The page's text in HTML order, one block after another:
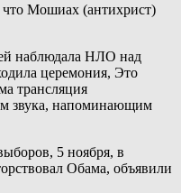
что Мошиах (антихрист)
наблюдала НЛО над
церемония, Это
трансляция
звука, напоминающим
5 ноября, в
Обама, объявили